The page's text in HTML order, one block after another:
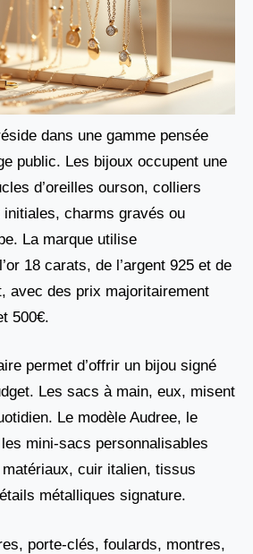
dans une gamme pensée
public. Les bijoux occupent une
d’oreilles ourson, colliers
charms gravés ou
La marque utilise
18 carats, de l’argent 925 et de
avec des prix majoritairement
500€.
permet d’offrir un bijou signé
Les sacs à main, eux, misent
Le modèle Audree, le
mini-sacs personnalisables
cuir italien, tissus
métalliques signature.
porte-clés, foulards, montres,